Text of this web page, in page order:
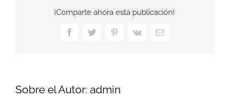
¡Comparte ahora esta publicación!
FacebookTwitter PinterestVk
Correo
Sobre el Autor: admin